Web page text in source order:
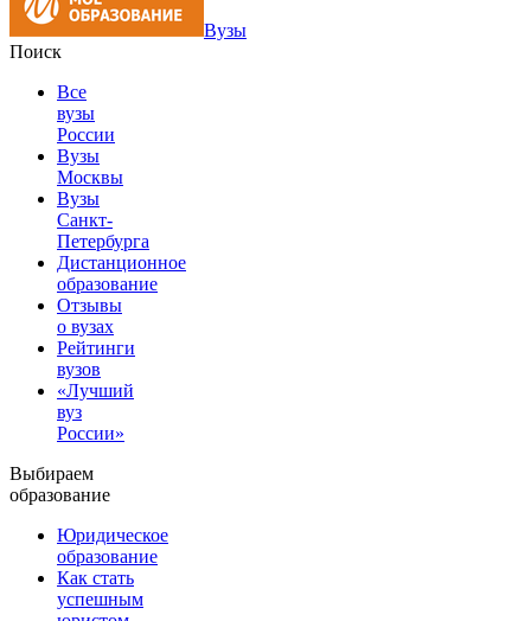
Вузы
Поиск
Все
вузы
России
Вузы
Москвы
Вузы
Санкт-
Петербурга
Дистанционное
образование
Отзывы
о вузах
Рейтинги
вузов
«Лучший
вуз
России»
Выбираем
образование
Юридическое
образование
Как стать
успешным